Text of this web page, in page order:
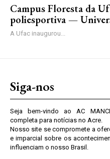
Campus Floresta da
poliesportiva —
A Ufac inaugurou...
Siga-nos
Seja bem-vindo ao AC
completa para notícias no Acre.
Nosso site se compromete a
e imparcial sobre os
influenciam o nosso Brasil.